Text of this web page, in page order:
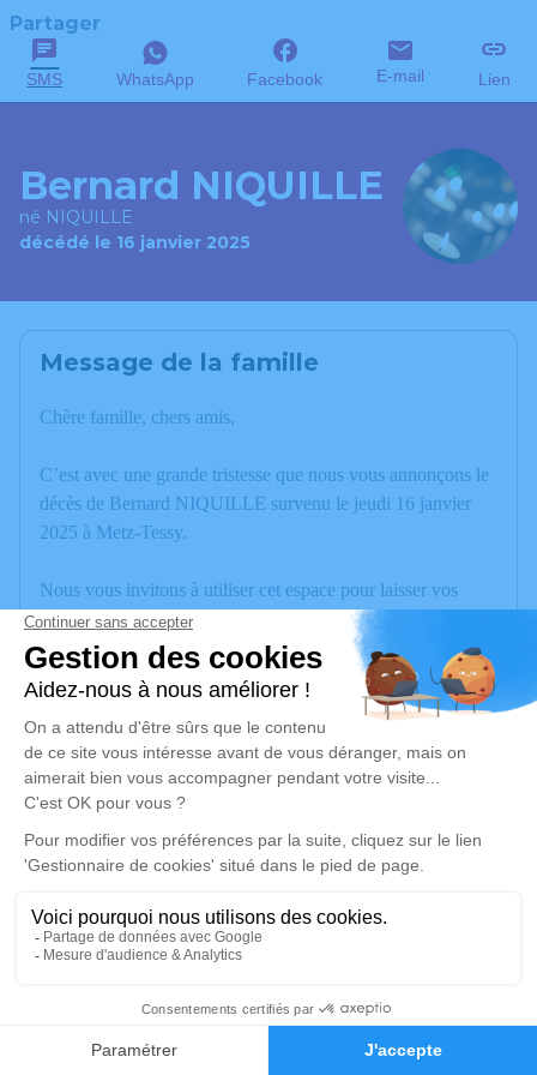
Faire-part Hommages
Partager
SMS WhatsApp Facebook E-mail Lien
Bernard NIQUILLE
né NIQUILLE
décédé le 16 janvier 2025
Message de la famille
Chère famille, chers amis,
C’est avec une grande tristesse que nous vous annonçons le
décès de Bernard NIQUILLE survenu le jeudi 16 janvier
2025 à Metz-Tessy.
Nous vous invitons à utiliser cet espace pour laisser vos
condoléances, partager des photos souvenirs, une anecdote
ou exprimer vos pensées à travers des poèmes ou des textes.
Cet endroit est un lieu d'expression dédié à honorer la
Je rends hommage
Déroulé des obsèques
Les informations sur la cérémonie seront bientôt
disponibles.
Activez une alerte si vous souhaitez être prévenu dès que
Recevoir une alerte par e-mail*